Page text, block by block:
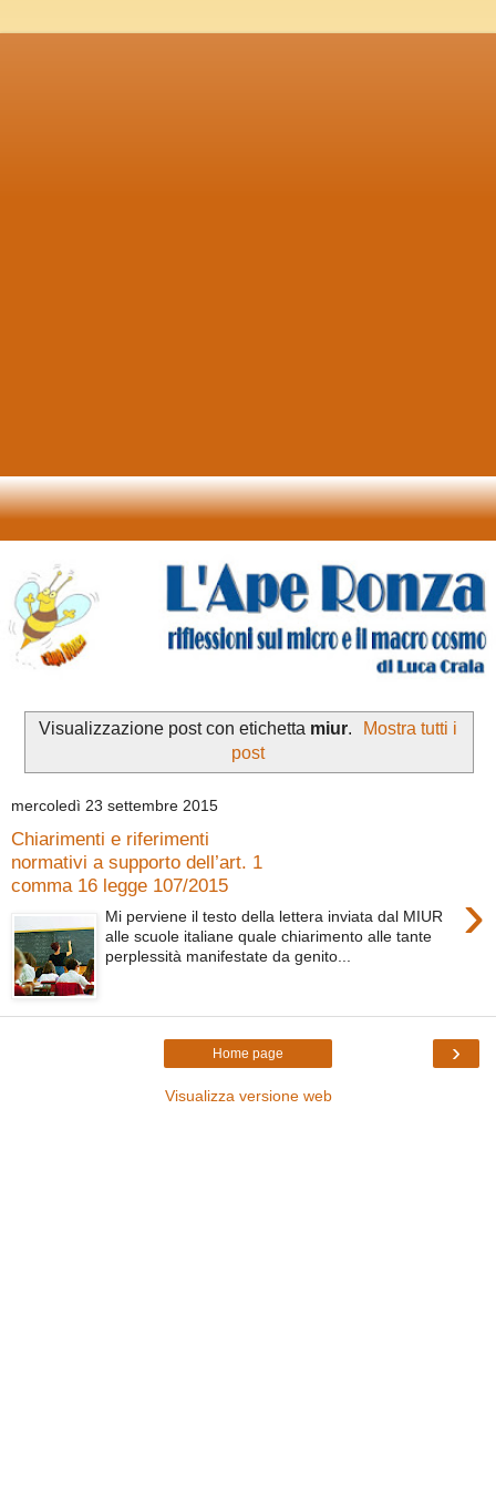
Visualizzazione post con etichetta miur.
Mostra tutti i
post
mercoledì 23 settembre 2015
Chiarimenti e riferimenti
normativi a supporto dell’art. 1
comma 16 legge 107/2015
›
Mi perviene il testo della lettera inviata dal MIUR
alle scuole italiane quale chiarimento alle tante
perplessità manifestate da genito...
›
Home page
Visualizza versione web